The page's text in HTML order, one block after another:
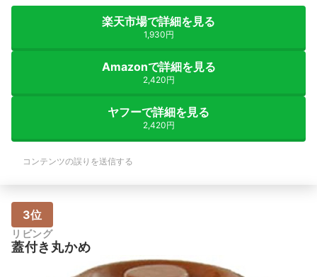
楽天市場で詳細を見る
1,930円
Amazonで詳細を見る
2,420円
ヤフーで詳細を見る
2,420円
コンテンツの誤りを送信する
3位
リビング
蓋付き丸かめ